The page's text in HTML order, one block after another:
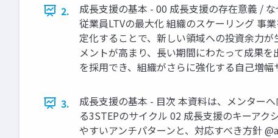
2.
成⻑⽀援の基本 - 00 成⻑⽀援の存在意義 /
従業員LTVの最⼤化 組織のスケーリング 事
定化することで、新しい領域への投資余⼒
メントが⾼まり、⻑い期間にわたって成果
を採⽤でき、組織がさらに強化する⾃⼰増
3.
成⻑⽀援の基本 - ⽬次 本資料は、メンター
る3STEPのサイクル 02 成⻑⽀援のキーア
やすいアンチパターンと、対応すべき⽅針